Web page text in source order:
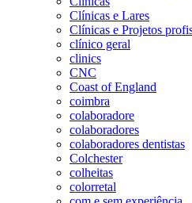
Clínicas e Lares
Clínicas e Projetos
clínico geral
clinics
CNC
Coast of England
coimbra
colaboradore
colaboradores
colaboradores dentistas
Colchester
colheitas
colorretal